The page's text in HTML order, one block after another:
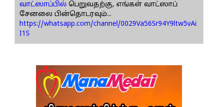
வாட்ஸாப்பில் பெறுவதற்கு, எங்கள் வாட்ஸாப்
சேனலை பின்தொடரவும்...
https://whatsapp.com/channel/0029Va56Sr94Y9ltw5vAi
I1S